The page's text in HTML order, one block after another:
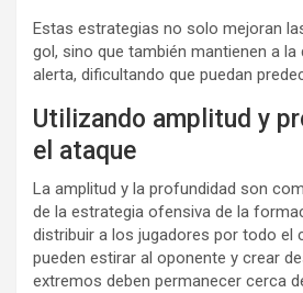
Estas estrategias no solo mejoran
gol, sino que también mantienen a
alerta, dificultando que puedan
Utilizando amplitud y
el ataque
La amplitud y la profundidad son
de la estrategia ofensiva de la
distribuir a los jugadores por todo el
pueden estirar al oponente y crear
extremos deben permanecer cerca